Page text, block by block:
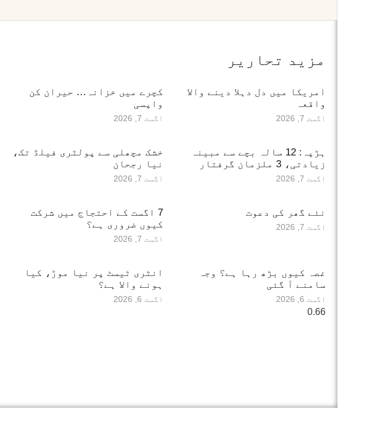
مزید تحاریر
امریکا میں دل دہلا دینے والا
واقعہ
اگست 7, 2026
کچرے میں خزانہ… حیران کن
واپسی
اگست 7, 2026
ہڑپہ: 12 سالہ بچے سے مبینہ
زیادتی، 3 ملزمان گرفتار
اگست 7, 2026
خشک مچھلی سے پولٹری فیلڈ تک،
نیا رجحان
اگست 7, 2026
نئے گھر کی دعوت
اگست 7, 2026
7 اگست کے احتجاج میں شرکت
کیوں ضروری ہے؟
اگست 7, 2026
غصہ کیوں بڑھ رہا ہے؟ وجہ
سامنے آ گئی
اگست 6, 2026
انٹری ٹیسٹ پر نیا موڑ، کیا
ہونے والا ہے؟
اگست 6, 2026